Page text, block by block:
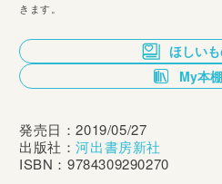
きます。
ほしい
My本
発売日：2019/05/27
出版社：河出書房新社
ISBN：9784309290270